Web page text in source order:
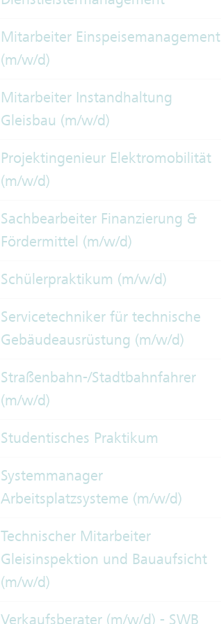
Mitarbeiter Einspeisemanagement
(m/w/d)
Mitarbeiter Instandhaltung
Gleisbau (m/w/d)
Projektingenieur Elektromobilität
(m/w/d)
Sachbearbeiter Finanzierung &
Fördermittel (m/w/d)
Schülerpraktikum (m/w/d)
Servicetechniker für technische
Gebäudeausrüstung (m/w/d)
Straßenbahn-/Stadtbahnfahrer
(m/w/d)
Studentisches Praktikum
Systemmanager
Arbeitsplatzsysteme (m/w/d)
Technischer Mitarbeiter
Gleisinspektion und Bauaufsicht
(m/w/d)
Verkaufsberater (m/w/d) - SWB